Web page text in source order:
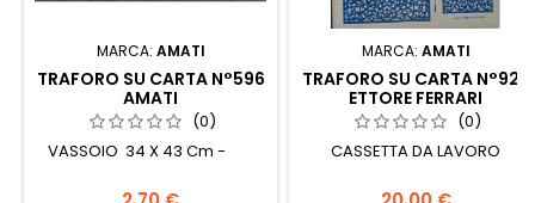
MARCA: AMATI
TRAFORO SU CARTA N°596
AMATI
(0)
VASSOIO 34 X 43 Cm -
MARCA: AMATI
TRAFORO SU CARTA N°927
ETTORE FERRARI
(0)
CASSETTA DA LAVORO